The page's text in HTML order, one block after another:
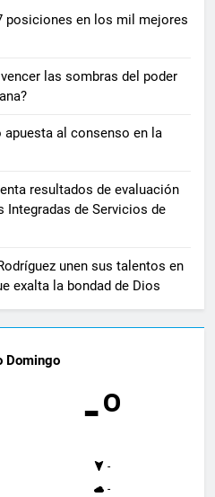
posiciones en los mil mejores
las sombras del poder
apuesta al consenso en la
resultados de evaluación
Integradas de Servicios de
unen sus talentos en
exalta la bondad de Dios
Domingo
-º
-
-